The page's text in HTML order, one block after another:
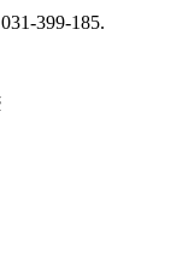
399-185.